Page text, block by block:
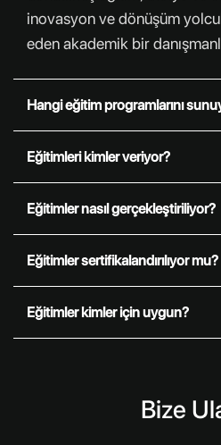
açabilir. Çalışanların dahil
teknik olarak tamamlanmış
inovasyon ve dönüşüm
eden akademik bir
Hangi eğitim programlarını
Eğitimleri kimler veriyor?
Eğitimler nasıl gerçekleştiriliyor?
Eğitimler sertifikalandırılıyor mu?
Eğitimler kimler için uygun?
Bize